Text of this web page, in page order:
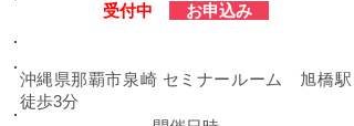
​受付中
お申込み
沖縄県那覇市泉崎 セミナールーム 旭橋駅
徒歩3分